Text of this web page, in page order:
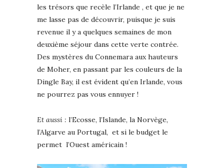
les trésors que recèle l’Irlande , et que je ne
me lasse pas de découvrir, puisque je suis
revenue il y a quelques semaines de mon
deuxième séjour dans cette verte contrée.
Des mystères du Connemara aux hauteurs
de Moher, en passant par les couleurs de la
Dingle Bay, il est évident qu’en Irlande, vous
ne pourrez pas vous ennuyer !
Et aussi : l’Ecosse, l’Islande, la Norvège,
l’Algarve au Portugal, et si le budget le
permet l’Ouest américain !